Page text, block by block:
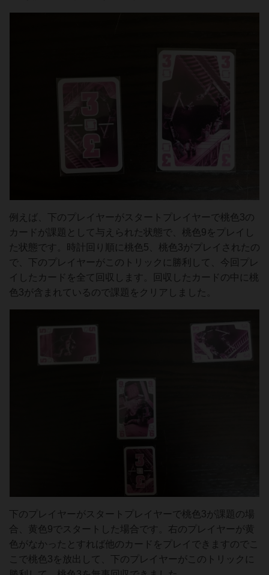
例えば、下のプレイヤーがスタートプレイヤーで桃色3の
カードが課題として与えられた状態で、桃色9をプレイし
た状態です。時計回り順に桃色5、桃色3がプレイされたの
で、下のプレイヤーがこのトリックに勝利して、今回プレ
イしたカードを全て回収します。回収したカードの中に桃
色3が含まれているので課題をクリアしました。
下のプレイヤーがスタートプレイヤーで桃色3が課題の場
合、黄色9でスタートした場合です。右のプレイヤーが黄
色がなかったとすれば他のカードをプレイできますのでこ
こで桃色3を放出して、下のプレイヤーがこのトリックに